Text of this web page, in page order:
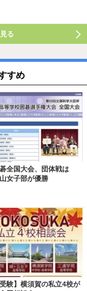
る
すめ
全国大会、団体戦は
女子部が優勝
受験】横須賀の私立4校が